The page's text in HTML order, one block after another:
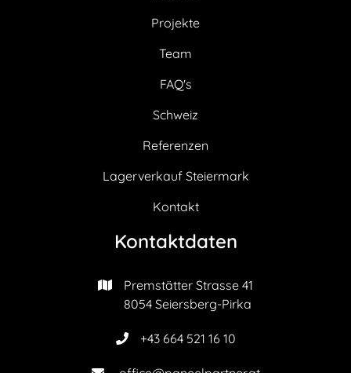
Projekte
Team
FAQ's
Schweiz
Referenzen
Lagerverkauf Steiermark
Kontakt
Kontaktdaten

Premstätter Strasse 41
8054 Seiersberg-Pirka
 +43 664 521 16 10